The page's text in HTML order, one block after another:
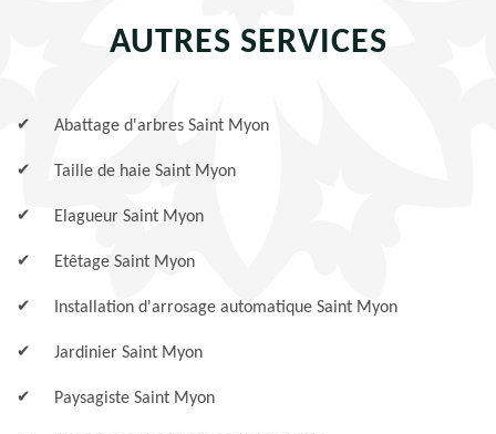
AUTRES SERVICES
Abattage d'arbres Saint Myon
Taille de haie Saint Myon
Elagueur Saint Myon
Etêtage Saint Myon
Installation d'arrosage automatique Saint Myon
Jardinier Saint Myon
Paysagiste Saint Myon